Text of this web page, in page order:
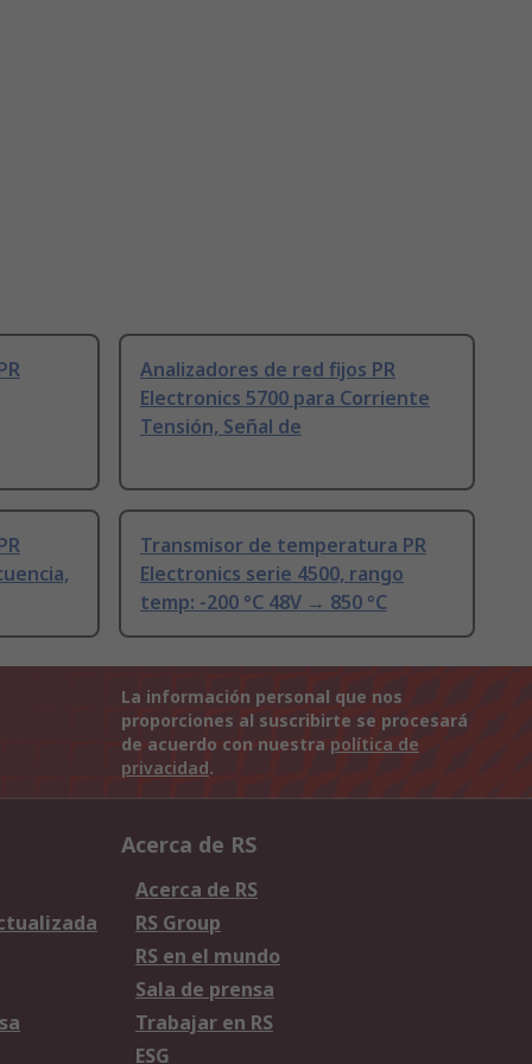
Analizadores de red fijos PR
Electronics 5700 para Corriente
Tensión, Señal de
Transmisor de temperatura PR
Electronics serie 4500, rango
temp: -200 °C 48V → 850 °C
La información personal que nos
proporciones al suscribirte se procesará
de acuerdo con nuestra política de
privacidad.
Acerca de RS
Acerca de RS
RS Group
RS en el mundo
Sala de prensa
Trabajar en RS
ESG